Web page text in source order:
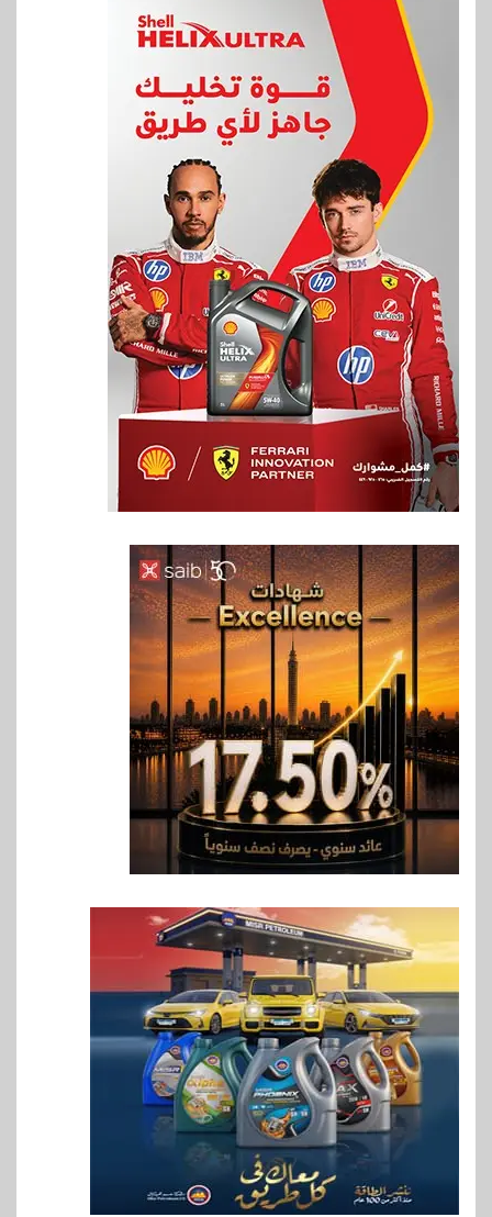
6
بنوك
بنك QNB مصر يعزز جاهزية
المشروعات الصغيرة والمتوسطة
للنمو والتوسع
7 اخبار
فيكسد مصر و”حلول” تتشاركان
في تطوير أول منصة للسياحة
الصحية في مصر والشرق الأوسط
وأفريقيا Tour4Cure
8
سوق وصلة
هواوي: هاتف nova 15
Max بطارية ضخمة وتصميم متين
جهازًا مثاليًا للشباب
9 اقتصاد
إي اف چي فاينانس تستعرض
خطط نمو «بلد» لتعزيز حضورها
في سوق تحويلات المصريين
بالخارج